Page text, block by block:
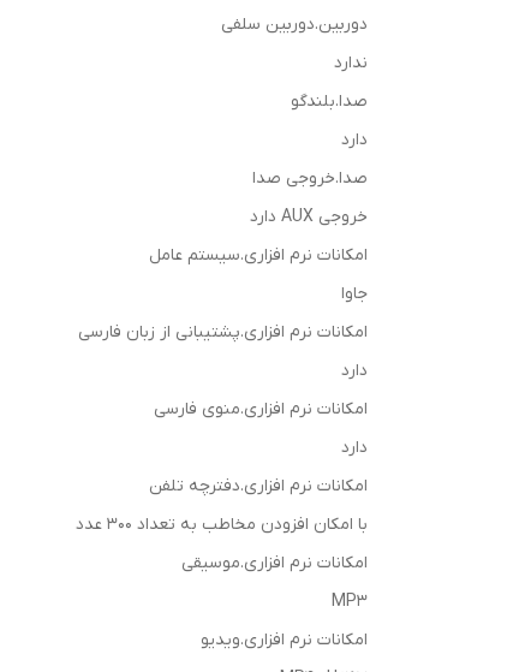
دوربین.دوربین سلفی
ندارد
صدا.بلندگو
دارد
صدا.خروجی صدا
خروجی AUX دارد
امکانات نرم افزاری.سیستم عامل
جاوا
امکانات نرم افزاری.پشتیبانی از زبان فارسی
دارد
امکانات نرم افزاری.منوی فارسی
دارد
امکانات نرم افزاری.دفترچه تلفن
با امکان افزودن مخاطب به تعداد 300 عدد
امکانات نرم افزاری.موسیقی
MP3
امکانات نرم افزاری.ویدیو